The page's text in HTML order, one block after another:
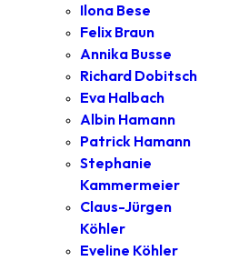
Ilona Bese
Felix Braun
Annika Busse
Richard Dobitsch
Eva Halbach
Albin Hamann
Patrick Hamann
Stephanie
Kammermeier
Claus-Jürgen
Köhler
Eveline Köhler